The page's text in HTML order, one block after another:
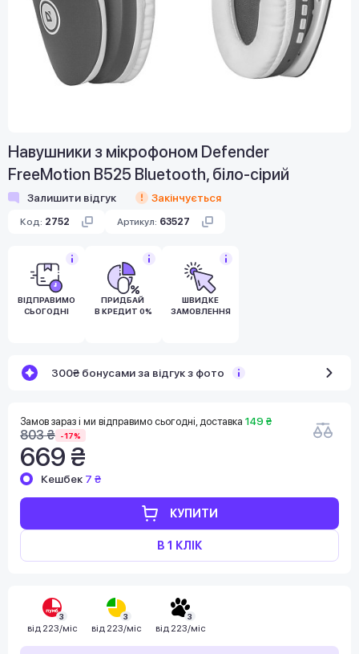
Навушники з мікрофоном Defender
FreeMotion B525 Bluetooth, біло-сірий
Залишити відгук Закінчується
Код: 2752 Артикул: 63527
ВІДПРАВИМО
СЬОГОДНІ
ПРИДБАЙ
В КРЕДИТ 0%
ШВИДКЕ
ЗАМОВЛЕННЯ
300₴ бонусами за відгук з фото
Замов зараз і ми відправимо сьогодні, доставка 149 ₴
803 ₴ -17%
669 ₴
КУПИТИ
В 1 КЛІК
Кешбек 7 ₴
3
від 223/міс
3
від 223/міс
3
від 223/міс